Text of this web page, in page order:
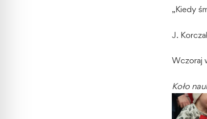
„Kiedy
J.
Wczoraj
Koło